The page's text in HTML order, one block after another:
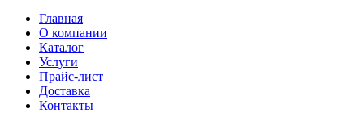
Главная
О компании
Каталог
Услуги
Прайс-лист
Доставка
Контакты